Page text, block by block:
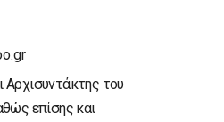
Αρχισυντάκτης του
επίσης και